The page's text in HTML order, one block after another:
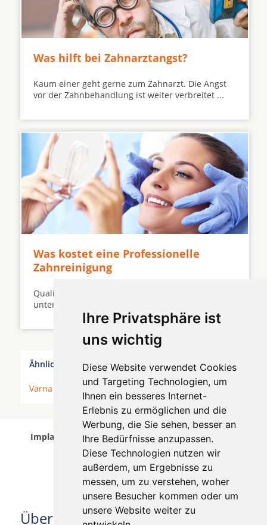
Ihre Privatsphäre ist
uns wichtig
Diese Website verwendet Cookies
und Targeting Technologien, um
Ihnen ein besseres Internet-
Erlebnis zu ermöglichen und die
Werbung, die Sie sehen, besser an
Ihre Bedürfnisse anzupassen.
Diese Technologien nutzen wir
außerdem, um Ergebnisse zu
messen, um zu verstehen, woher
unsere Besucher kommen oder um
unsere Website weiter zu
Was hilft bei Zahnarztangst?
Kaum einer geht gerne zum Zahnarzt. Die Angst
vor der Zahnbehandlung ist weiter verbreitet ...
Was kostet eine Professionelle
Zahnreinigung
Qualität und Kosten dieser Vorsorge können sehr
unterschiedlich ausfallen ...
Ähnliche Behandler finden:
Varna
Implantologen in Varna wurde am 09 August 2026
aktualisiert.
Über uns